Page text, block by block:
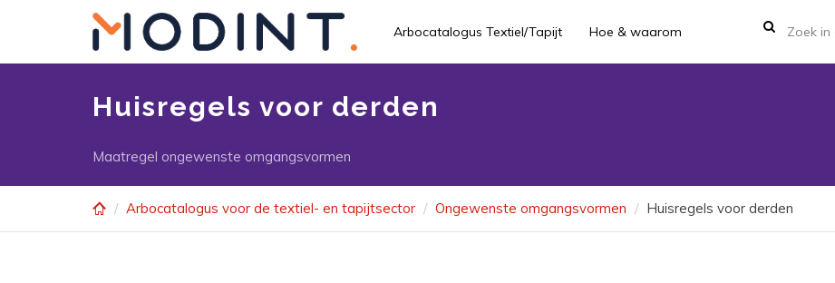
content
Arbocatalogus Textiel/Tapijt Hoe & waarom
Huisregels voor derden
Maatregel ongewenste omgangsvormen
Arbocatalogus voor de textiel- en tapijtsector Ongewenste omgangsvormen Huisregels voor derden